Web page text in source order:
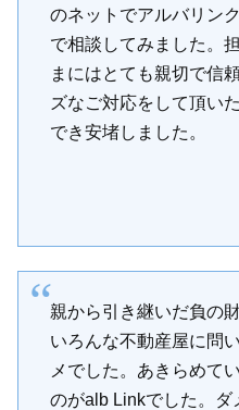
のネットでアルバリン
で相談してみました。
まにはとても親切で信
ズなご対応をして頂い
でき安堵しました。
親から引き継いだ負の
いろんな不動産屋に問
メでした。あきらめて
のがalb Linkでした。